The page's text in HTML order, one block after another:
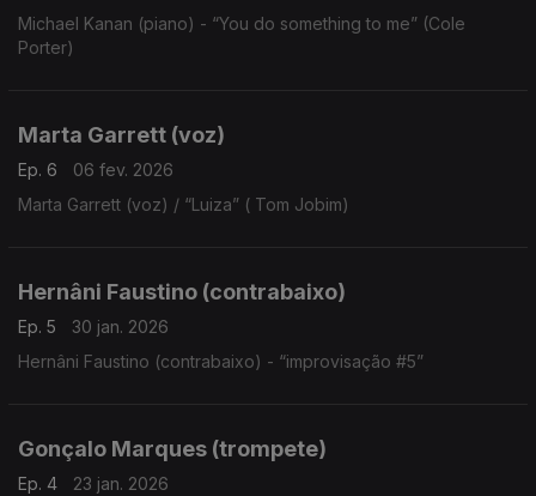
Michael Kanan (piano) - “You do something to me” (Cole
Porter)
Marta Garrett (voz)
Ep. 6
06 fev. 2026
Marta Garrett (voz) / “Luiza” ( Tom Jobim)
Hernâni Faustino (contrabaixo)
Ep. 5
30 jan. 2026
Hernâni Faustino (contrabaixo) - “improvisação #5”
Gonçalo Marques (trompete)
Ep. 4 23 jan. 2026